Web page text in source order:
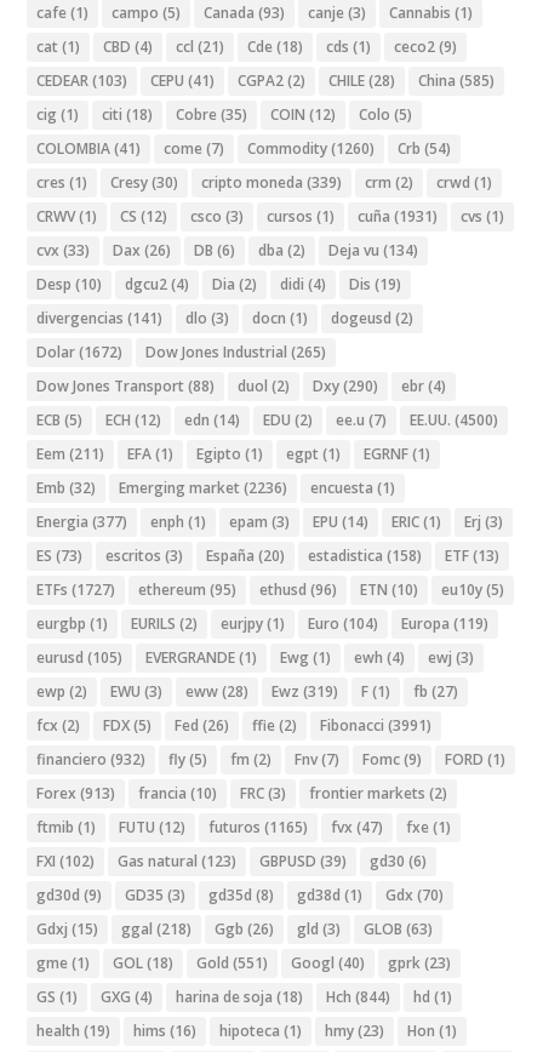
cafe (1) campo (5) Canada (93) canje (3) Cannabis (1)
cat (1) CBD (4) ccl (21) Cde (18) cds (1) ceco2(9)
CEDEAR(103) CEPU (41) CGPA2(2) CHILE(28) China (585)
cig (1) citi (18) Cobre (35) COIN (12) Colo (5)
COLOMBIA(41) come (7) Commodity(1260) Crb (54)
cres (1) Cresy(30) cripto moneda (339) crm (2) crwd (1)
CRWV(1) CS (12) csco (3) cursos (1) cuña (1931) cvs (1)
cvx (33) Dax (26) DB (6) dba (2) Deja vu (134)
Desp (10) dgcu2(4) Dia (2) didi (4) Dis (19)
divergencias (141) dlo (3) docn (1) dogeusd (2)
Dolar(1672) Dow Jones Industrial (265)
Dow Jones Transport (88) duol (2) Dxy(290) ebr(4)
ECB (5) ECH (12) edn (14) EDU (2) ee.u (7) EE.UU. (4500)
Eem (211) EFA(1) Egipto (1) egpt (1) EGRNF(1)
Emb (32) Emerging market (2236) encuesta (1)
Energia (377) enph (1) epam (3) EPU (14) ERIC(1) Erj (3)
ES (73) escritos (3) España (20) estadistica (158) ETF(13)
ETFs (1727) ethereum (95) ethusd (96) ETN (10) eu10y(5)
eurgbp (1) EURILS (2) eurjpy(1) Euro (104) Europa (119)
eurusd (105) EVERGRANDE(1) Ewg (1) ewh (4) ewj (3)
ewp (2) EWU (3) eww(28) Ewz (319) F(1) fb (27)
fcx (2) FDX(5) Fed (26) ffie (2) Fibonacci (3991)
financiero (932) fly(5) fm (2) Fnv(7) Fomc(9) FORD (1)
Forex (913) francia (10) FRC(3) frontier markets (2)
ftmib (1) FUTU (12) futuros (1165) fvx (47) fxe (1)
FXI (102) Gas natural (123) GBPUSD (39) gd30 (6)
gd30d (9) GD35 (3) gd35d (8) gd38d (1) Gdx (70)
Gdxj (15) ggal (218) Ggb (26) gld (3) GLOB (63)
gme (1) GOL(18) Gold (551) Googl (40) gprk(23)
GS (1) GXG (4) harina de soja (18) Hch (844) hd (1)
health (19) hims (16) hipoteca (1) hmy(23) Hon (1)